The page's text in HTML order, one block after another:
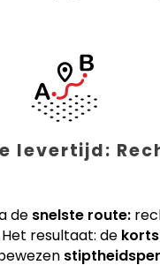
levertijd:
de snelste route:
Het resultaat: de